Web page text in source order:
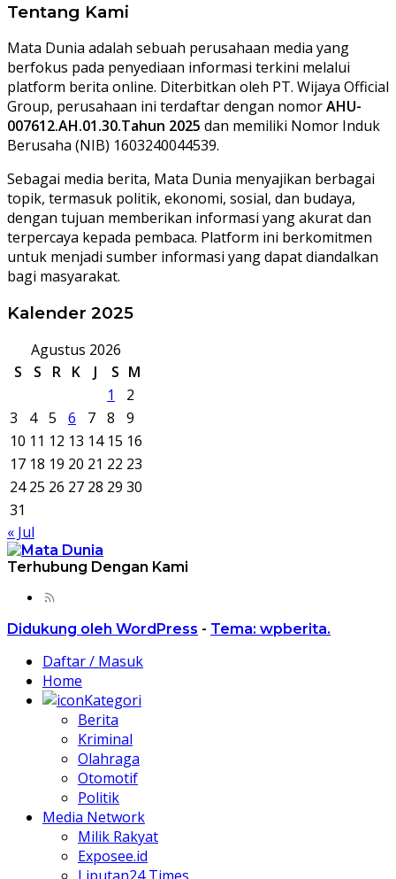
Tentang Kami
Mata Dunia adalah sebuah perusahaan media yang
berfokus pada penyediaan informasi terkini melalui
platform berita online. Diterbitkan oleh PT. Wijaya Official
Group, perusahaan ini terdaftar dengan nomorAHU-
007612.AH.01.30.Tahun 2025 dan memiliki Nomor Induk
Berusaha (NIB) 1603240044539.
Sebagai media berita, Mata Dunia menyajikan berbagai
topik, termasuk politik, ekonomi, sosial, dan budaya,
dengan tujuan memberikan informasi yang akurat dan
terpercaya kepada pembaca. Platform ini berkomitmen
untuk menjadi sumber informasi yang dapat diandalkan
bagi masyarakat.
Kalender 2025
Agustus 2026
S
S R K J S M
1
2
3
4 5 6 7 8
9
10 11 12 13 14 15 16
17 18 19 20 21 22 23
24 25 26 27 28 29 30
31
« Jul
Terhubung Dengan Kami
Didukung oleh WordPress - Tema: wpberita.
Daftar / Masuk
Home
Kategori
Berita
Kriminal
Olahraga
Otomotif
Politik
Media Network
Milik Rakyat
Exposee.id